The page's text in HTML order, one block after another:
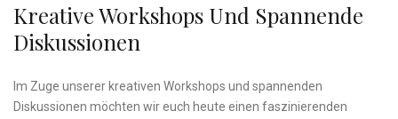
Kreative Workshops Und Spannende
Diskussionen
Im ⁤Zuge unserer kreativen Workshops und spannenden
Diskussionen ​möchten wir euch heute einen faszinierenden